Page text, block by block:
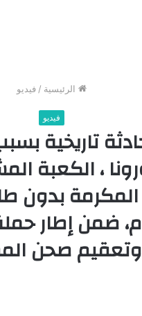
الرئيسية / فيديو
فيديو
تاريخية
، الكعبة
بدون
ضمن إطار
وتعقيم صحن